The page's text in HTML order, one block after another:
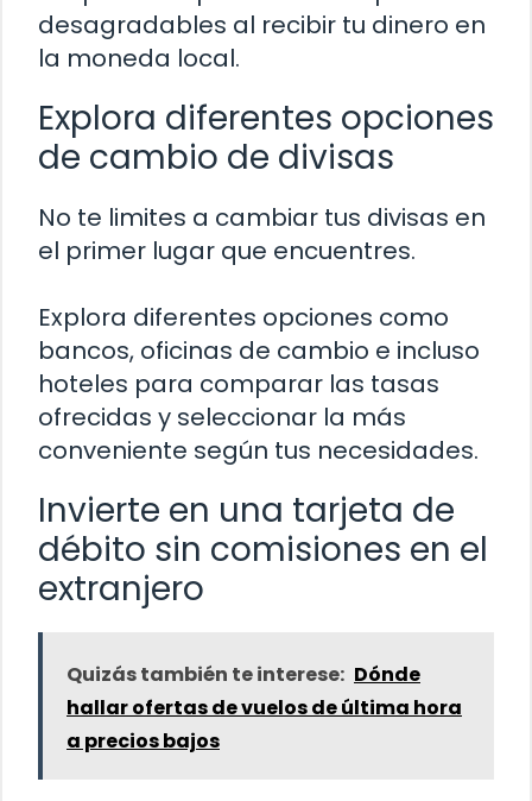
desagradables al recibir tu dinero en
la moneda local.
Explora diferentes opciones
de cambio de divisas
No te limites a cambiar tus divisas en
el primer lugar que encuentres.
Explora diferentes opciones como
bancos, oficinas de cambio e incluso
hoteles para comparar las tasas
ofrecidas y seleccionar la más
conveniente según tus necesidades.
Invierte en una tarjeta de
débito sin comisiones en el
extranjero
Quizás también te interese: Dónde
hallar ofertas de vuelos de última hora
a precios bajos